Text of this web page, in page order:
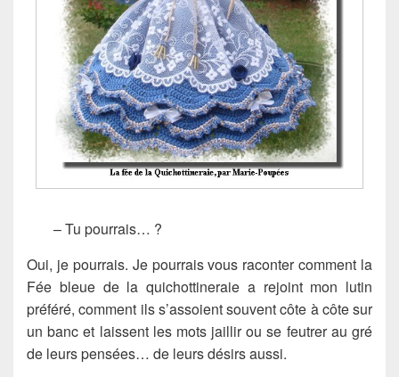
– Tu pourrais… ?
Oui, je pourrais. Je pourrais vous raconter comment la
Fée bleue de la quichottineraie a rejoint mon lutin
préféré, comment ils s’assoient souvent côte à côte sur
un banc et laissent les mots jaillir ou se feutrer au gré
de leurs pensées… de leurs désirs aussi.